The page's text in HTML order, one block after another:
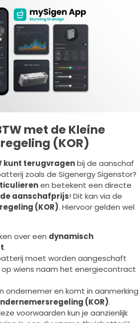
met de Kleine
(KOR)
kunt terugvragenbij de aanschaf
zoals de Sigenergy Sigenstor?
en betekent een directe
de aanschafprijs! Dit kan via de
(KOR). Hiervoor gelden wel
over een dynamisch
.
moet worden aangeschaft
wiens naam het energiecontract
ondernemer en komt in aanmerking
(KOR).
voorwaarden kun je aanzienlijk